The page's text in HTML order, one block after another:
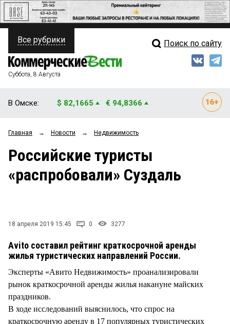
ПОЛИТИКА
ФИНАНСЫ
ОБЩЕСТВО
ЗАКОН
НОВОСТИ КОМПАНИЙ
СТИЛЬ ЖИЗНИ
Свежий выпуск
Мнения
Рейтинги
Блоги
Все рубрики Поиск по сайту
Суббота, 8 Августа
В Омске: $ 82,1665 € 94,8366
Главная → Новости → Недвижимость
Российские туристы
«распробовали» Суздаль
18 апреля 2019 15:45 0 3277
Avito составил рейтинг краткосрочной аренды
жилья туристических направлений России.
Эксперты «Авито Недвижимость» проанализировали
рынок краткосрочной аренды жилья накануне майских
праздников.
В ходе исследований выяснилось, что спрос на
краткосрочную аренду в 17 популярных туристических